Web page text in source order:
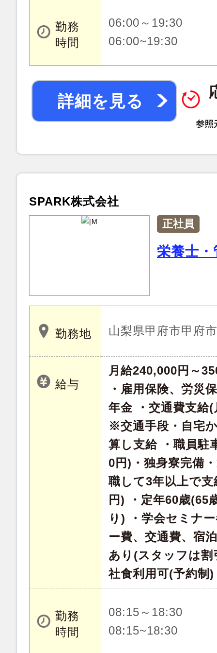
勤務
時間
06:00～19:30
06:00~19:30
詳細を見る
SPARK株式会社
正社員
栄養士
勤務地 山梨県甲府市甲府
給与
月給240,000円～
・雇用保険、労災
年金 ・交通費支給
※交通手段・自宅
算し支給 ・職員駐
0円)・独身寮完備
職して3年以上で
円) ・定年60歳(65
り) ・学会セミナ
ー費、交通費、宿
あり(スタッフは割
社食利用可(予約制
勤務
時間
08:15～18:30
08:15~18:30